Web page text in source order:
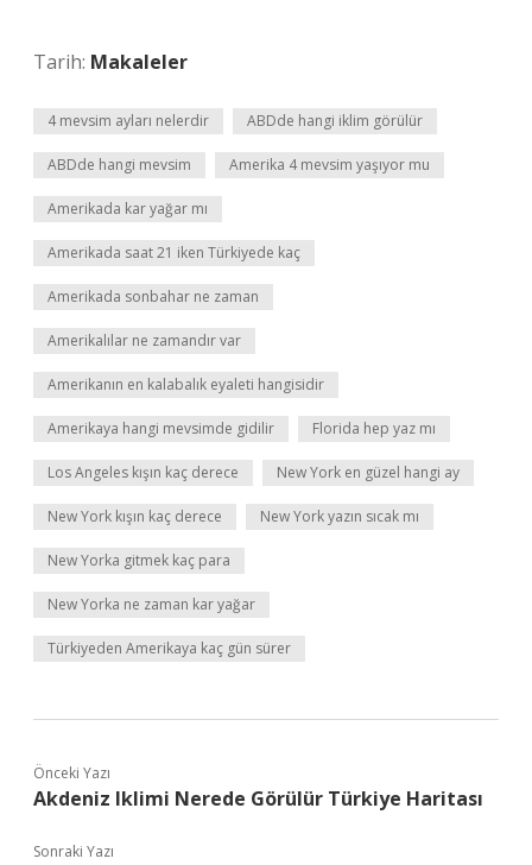
Tarih: Makaleler
4 mevsim ayları nelerdir ABDde hangi iklim görülür
ABDde hangi mevsim Amerika 4 mevsim yaşıyor mu
Amerikada kar yağar mı
Amerikada saat 21 iken Türkiyede kaç
Amerikada sonbahar ne zaman
Amerikalılar ne zamandır var
Amerikanın en kalabalık eyaleti hangisidir
Amerikaya hangi mevsimde gidilir Florida hep yaz mı
Los Angeles kışın kaç derece New York en güzel hangi ay
New York kışın kaç derece New York yazın sıcak mı
New Yorka gitmek kaç para
New Yorka ne zaman kar yağar
Türkiyeden Amerikaya kaç gün sürer
Önceki Yazı
Akdeniz Iklimi Nerede Görülür Türkiye Haritası
Sonraki Yazı